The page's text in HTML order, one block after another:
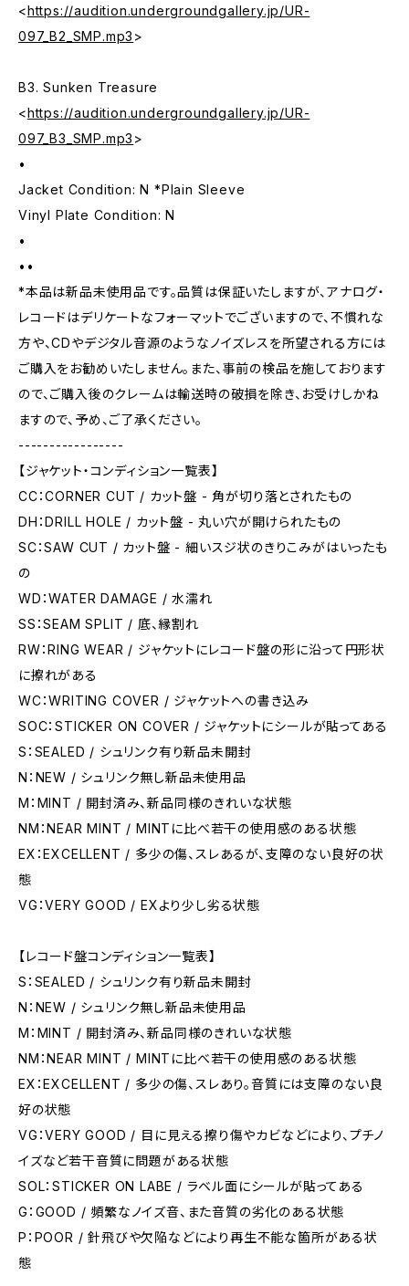
<https://audition.undergroundgallery.jp/UR-
097_B2_SMP.mp3 >
B3. Sunken Treasure
<https://audition.undergroundgallery.jp/UR-
097_B3_SMP.mp3 >
•
Jacket Condition: N *Plain Sleeve
Vinyl Plate Condition: N
•
••
*本品は新品未使用品です。品質は保証いたしますが、アナログ・
レコードはデリケートなフォーマットでございますので、不慣れな
方や、CDやデジタル音源のようなノイズレスを所望される方には
ご購入をお勧めいたしません。また、事前の検品を施しております
ので、ご購入後のクレームは輸送時の破損を除き、お受けしかね
ますので、予め、ご了承ください。
-----------------
【ジャケット・コンディション一覧表】
CC：CORNER CUT / カット盤 - 角が切り落とされたもの
DH：DRILL HOLE / カット盤 - 丸い穴が開けられたもの
SC：SAW CUT / カット盤 - 細いスジ状のきりこみがはいったも
の
WD：WATER DAMAGE / 水濡れ
SS：SEAM SPLIT / 底、縁割れ
RW：RING WEAR / ジャケットにレコード盤の形に沿って円形状
に擦れがある
WC：WRITING COVER / ジャケットへの書き込み
SOC：STICKER ON COVER / ジャケットにシールが貼ってある
S：SEALED / シュリンク有り新品未開封
N：NEW / シュリンク無し新品未使用品
M：MINT / 開封済み、新品同様のきれいな状態
NM：NEAR MINT / MINTに比べ若干の使用感のある状態
EX：EXCELLENT / 多少の傷、スレあるが、支障のない良好の状
態
VG：VERY GOOD / EXより少し劣る状態
【レコード盤コンディション一覧表】
S：SEALED / シュリンク有り新品未開封
N：NEW / シュリンク無し新品未使用品
M：MINT / 開封済み、新品同様のきれいな状態
NM：NEAR MINT / MINTに比べ若干の使用感のある状態
EX：EXCELLENT / 多少の傷、スレあり。音質には支障のない良
好の状態
VG：VERY GOOD / 目に見える擦り傷やカビなどにより、プチノ
イズなど若干音質に問題がある状態
SOL：STICKER ON LABE / ラベル面にシールが貼ってある
G：GOOD / 頻繁なノイズ音、また音質の劣化のある状態
P：POOR / 針飛びや欠陥などにより再生不能な箇所がある状
態